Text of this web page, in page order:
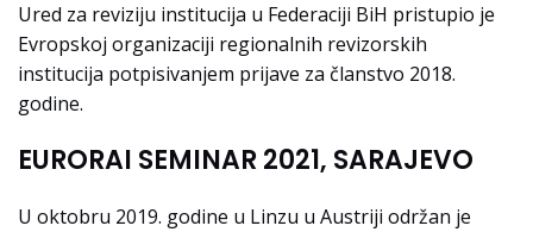
Ured za reviziju institucija u Federaciji BiH pristupio je
Evropskoj organizaciji regionalnih revizorskih
institucija potpisivanjem prijave za članstvo 2018.
godine.
EURORAI SEMINAR 2021, SARAJEVO
U oktobru 2019. godine u Linzu u Austriji održan je